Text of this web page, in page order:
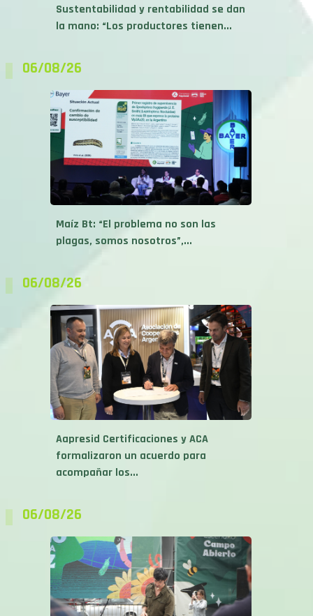
la mano: “Los productores tienen...
Maíz Bt: “El problema no son las
plagas, somos nosotros”,...
Aapresid Certificaciones y ACA
formalizaron un acuerdo para
acompañar los...